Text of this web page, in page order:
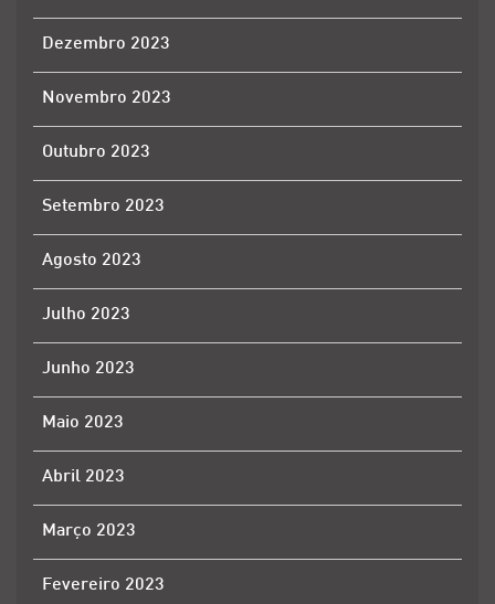
Dezembro 2023
Novembro 2023
Outubro 2023
Setembro 2023
Agosto 2023
Julho 2023
Junho 2023
Maio 2023
Abril 2023
Março 2023
Fevereiro 2023